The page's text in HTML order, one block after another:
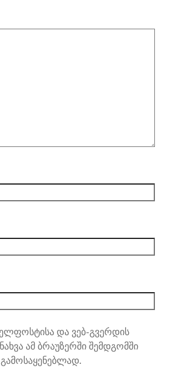
ელფოსტისა და ვებ-გვერდის
ამ ბრაუზერში შემდგომში